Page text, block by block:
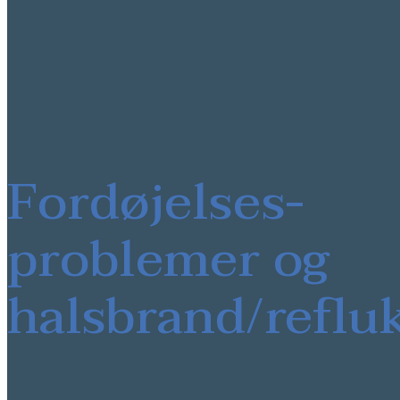
Fordøjelses-
problemer og
halsbrand/